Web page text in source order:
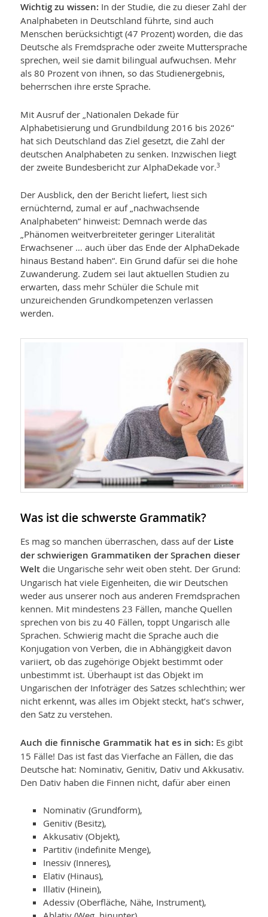
Wichtig zu wissen: In der Studie, die zu dieser Zahl der
Analphabeten in Deutschland führte, sind auch
Menschen berücksichtigt (47 Prozent) worden, die das
Deutsche als Fremdsprache oder zweite Muttersprache
sprechen, weil sie damit bilingual aufwuchsen. Mehr
als 80 Prozent von ihnen, so das Studienergebnis,
beherrschen ihre erste Sprache.
Mit Ausruf der „Nationalen Dekade für
Alphabetisierung und Grundbildung 2016 bis 2026“
hat sich Deutschland das Ziel gesetzt, die Zahl der
deutschen Analpha­beten zu senken. Inzwischen liegt
der zweite Bundesbericht zur AlphaDekade vor.3
Der Ausblick, den der Bericht liefert, liest sich
ernüchternd, zumal er auf „nach­wachsende
Analphabeten“ hinweist: Demnach werde das
„Phänomen weitverbreiteter geringer Literalität
Erwachsener … auch über das Ende der AlphaDekade
hinaus Bestand haben“. Ein Grund dafür sei die hohe
Zuwanderung. Zudem sei laut aktuellen Studien zu
erwarten, dass mehr Schüler die Schule mit
unzureichenden Grundkompetenzen verlassen
werden.
Was ist die schwerste Grammatik?
Es mag so manchen überraschen, dass auf der Liste
der schwierigen Gramma­tiken der Sprachen dieser
Welt die Ungarische sehr weit oben steht. Der Grund:
Ungarisch hat viele Eigenheiten, die wir Deutschen
weder aus unserer noch aus anderen Fremdsprachen
kennen. Mit mindestens 23 Fällen, manche Quellen
sprechen von bis zu 40 Fällen, toppt Ungarisch alle
Sprachen. Schwierig macht die Sprache auch die
Konjugation von Verben, die in Abhängigkeit davon
variiert, ob das zugehörige Objekt bestimmt oder
unbestimmt ist. Überhaupt ist das Objekt im
Ungarischen der Infoträger des Satzes schlechthin; wer
nicht erkennt, was alles im Objekt steckt, hat’s schwer,
den Satz zu verstehen.
Auch die finnische Grammatik hat es in sich: Es gibt
15 Fälle! Das ist fast das Vierfache an Fällen, die das
Deutsche hat: Nominativ, Genitiv, Dativ und Akkusativ.
Den Dativ haben die Finnen nicht, dafür aber einen
Nominativ (Grundform),
Genitiv (Besitz),
Akkusativ (Objekt),
Partitiv (indefinite Menge),
Inessiv (Inneres),
Elativ (Hinaus),
Illativ (Hinein),
Adessiv (Oberfläche, Nähe, Instrument),